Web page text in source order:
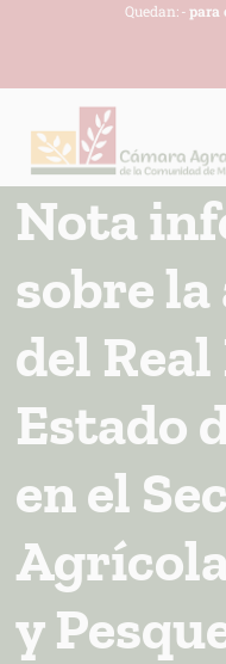
Quedan: -para
Nota
sobre
del
Estado
en el
y